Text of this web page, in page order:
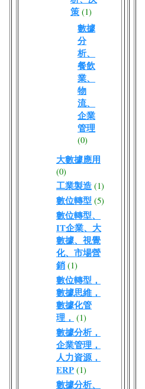
策 (1)
數據
分
析、
餐飲
業、
物
流、
企業
管理
(0)
大數據應用
(0)
工業製造 (1)
數位轉型 (5)
數位轉型、
IT企業、大
數據、視覺
化、市場營
銷 (1)
數位轉型，
數據思維，
數據化管
理， (1)
數據分析，
企業管理，
人力資源，
ERP (1)
數據分析、